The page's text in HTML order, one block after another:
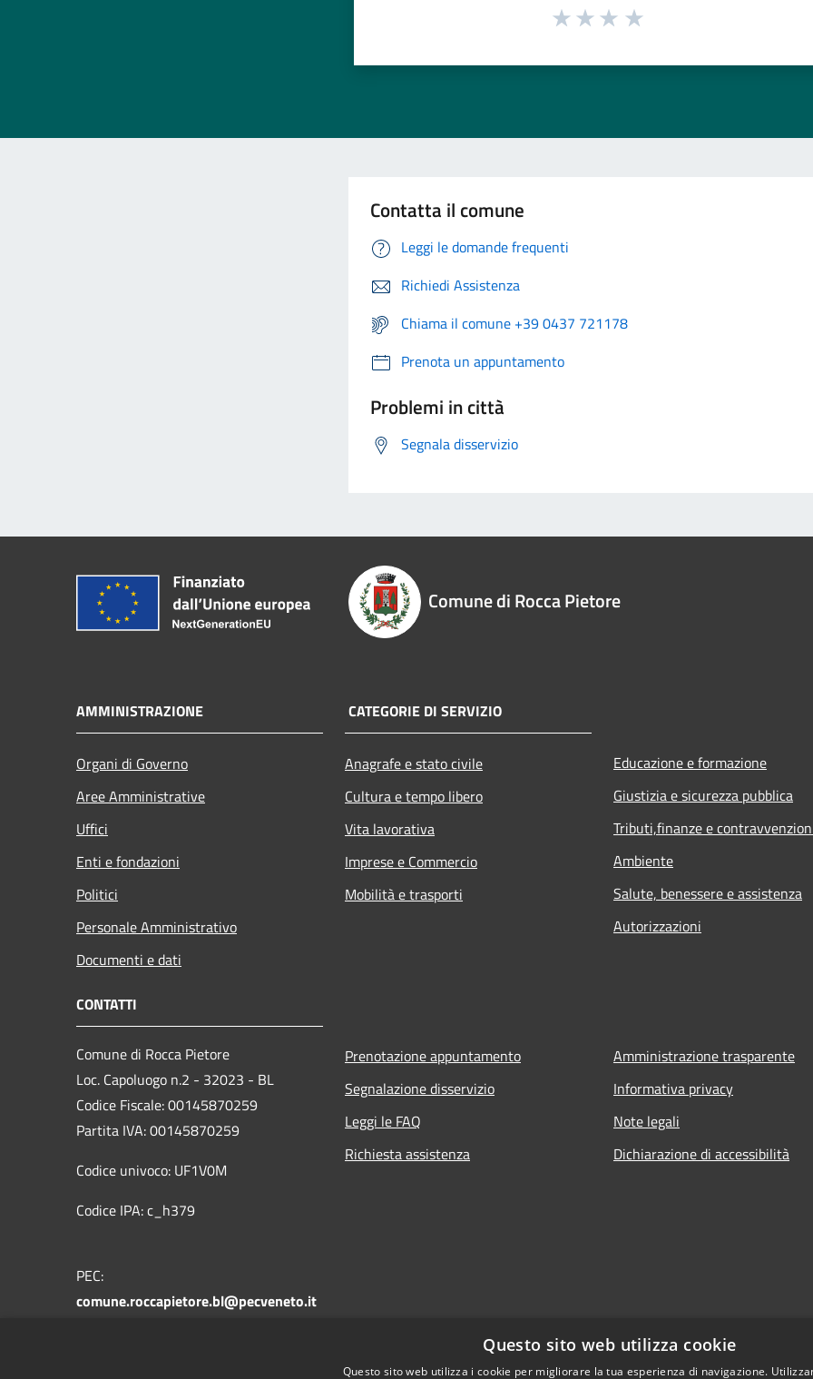
Contatta il comune
Leggi le domande frequenti
Richiedi Assistenza
Chiama il comune +39 0437 721178
Prenota un appuntamento
Problemi in città
Segnala disservizio
Comune di Rocca Pietore
AMMINISTRAZIONE
Organi di Governo
Aree Amministrative
Uffici
Enti e fondazioni
Politici
Personale Amministrativo
Documenti e dati
CATEGORIE DI SERVIZIO
Anagrafe e stato civile
Cultura e tempo libero
Vita lavorativa
Imprese e Commercio
Mobilità e trasporti
Educazione e formazione
Giustizia e sicurezza pubblica
Tributi,finanze e
Ambiente
Salute, benessere e assistenza
Autorizzazioni
CONTATTI
Comune di Rocca Pietore
Loc. Capoluogo n.2 - 32023 - BL
Codice Fiscale: 00145870259
Partita IVA: 00145870259
Codice univoco: UF1V0M
Codice IPA: c_h379
PEC:
comune.roccapietore.bl@pecveneto.it
Prenotazione appuntamento
Segnalazione disservizio
Leggi le FAQ
Richiesta assistenza
Amministrazione trasparente
Informativa privacy
Note legali
Dichiarazione di accessibilità
Questo sito web utilizza cookie
Questo sito web utilizza i cookie per migliorare la tua esperienza di navigazione.